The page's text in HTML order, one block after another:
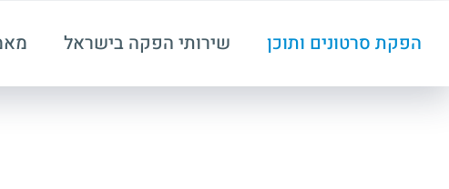
הפקת סרטונים ותוכן שירותי הפקה בישראל